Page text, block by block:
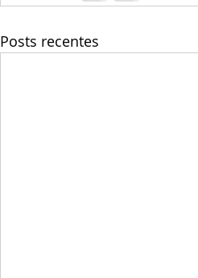
Posts recentes